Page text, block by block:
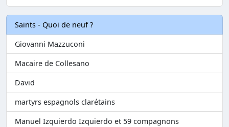
Saints - Quoi de neuf ?
Giovanni Mazzuconi
Macaire de Collesano
David
martyrs espagnols clarétains
Manuel Izquierdo Izquierdo et 59 compagnons